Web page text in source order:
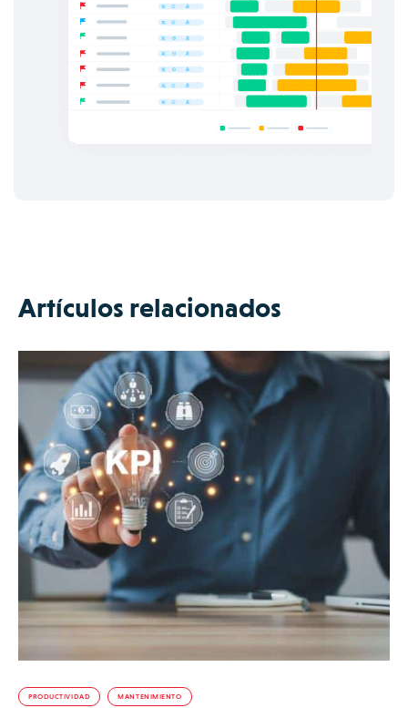
Artículos relacionados
PRODUCTIVIDAD MANTENIMIENTO